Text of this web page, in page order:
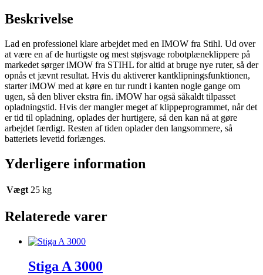
Beskrivelse
Lad en professionel klare arbejdet med en IMOW fra Stihl. Ud over
at være en af de hurtigste og mest støjsvage robotplæneklippere på
markedet sørger iMOW fra STIHL for altid at bruge nye ruter, så der
opnås et jævnt resultat. Hvis du aktiverer kantklipningsfunktionen,
starter iMOW med at køre en tur rundt i kanten nogle gange om
ugen, så den bliver ekstra fin. iMOW har også såkaldt tilpasset
opladningstid. Hvis der mangler meget af klippeprogrammet, når det
er tid til opladning, oplades der hurtigere, så den kan nå at gøre
arbejdet færdigt. Resten af tiden oplader den langsommere, så
batteriets levetid forlænges.
Yderligere information
Vægt 25 kg
Relaterede varer
Stiga A 3000